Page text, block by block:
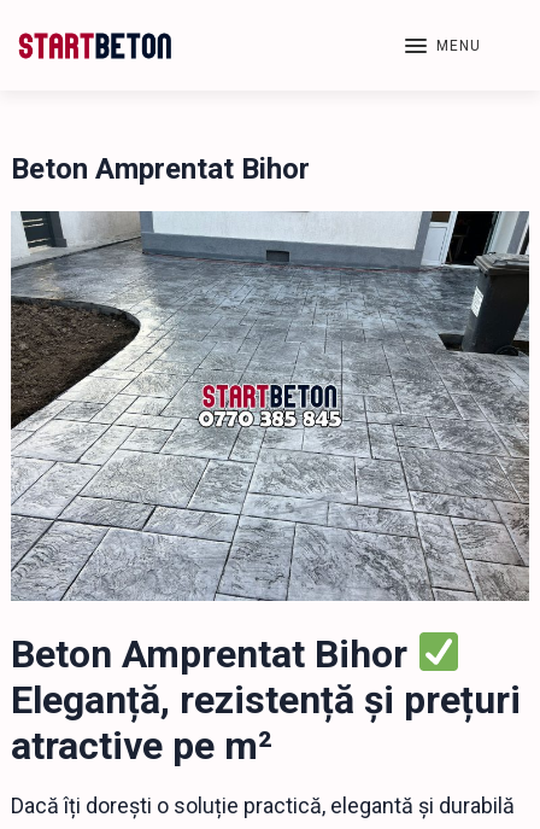
MENU
Beton Amprentat Bihor
Beton Amprentat Bihor
Eleganță, rezistență și prețuri
atractive pe m²
Dacă îți dorești o soluție practică, elegantă și durabilă